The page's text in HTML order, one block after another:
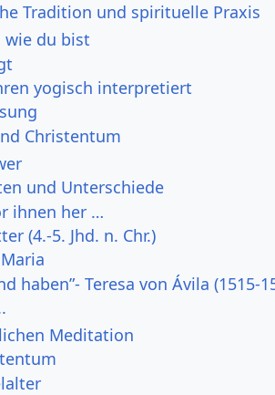
Tradition und spirituelle Praxis
du bist
yogisch interpretiert
Christentum
und Unterschiede
ihnen her …
(4.-5. Jhd. n. Chr.)
haben”- Teresa von Ávila (1515-
Meditation